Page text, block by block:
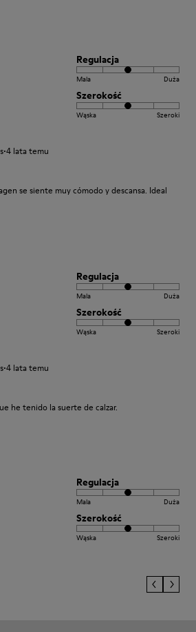
Regulacja
Mala Duża
Szerokość
Wąska Szeroki
·4 lata temu
se siente muy cómodo y descansa. Ideal
Regulacja
Mala Duża
Szerokość
Wąska Szeroki
·4 lata temu
he tenido la suerte de calzar.
Regulacja
Mala Duża
Szerokość
Wąska Szeroki